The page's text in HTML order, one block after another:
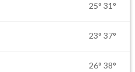
25° 31°
23° 37°
26° 38°